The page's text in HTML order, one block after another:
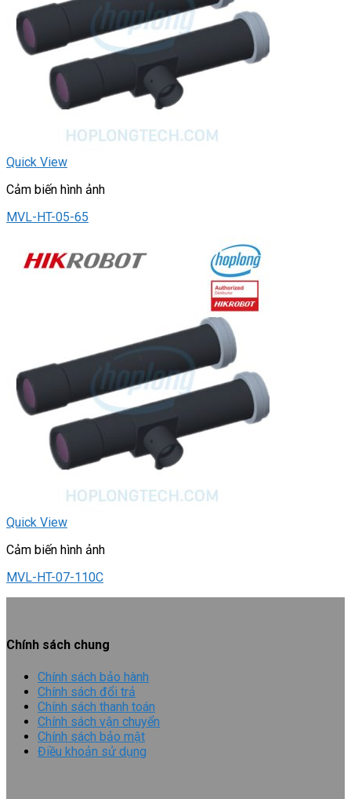
Quick View
Cảm biến hình ảnh
MVL-HT-05-65
Quick View
Cảm biến hình ảnh
MVL-HT-07-110C
Chính sách chung
Chính sách bảo hành
Chính sách đổi trả
Chính sách thanh toán
Chính sách vận chuyển
Chính sách bảo mật
Điều khoản sử dụng